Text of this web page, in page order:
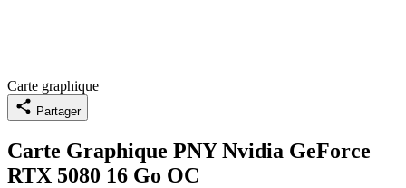
Carte graphique
Partager
Carte Graphique PNY Nvidia GeForce
RTX 5080 16 Go OC